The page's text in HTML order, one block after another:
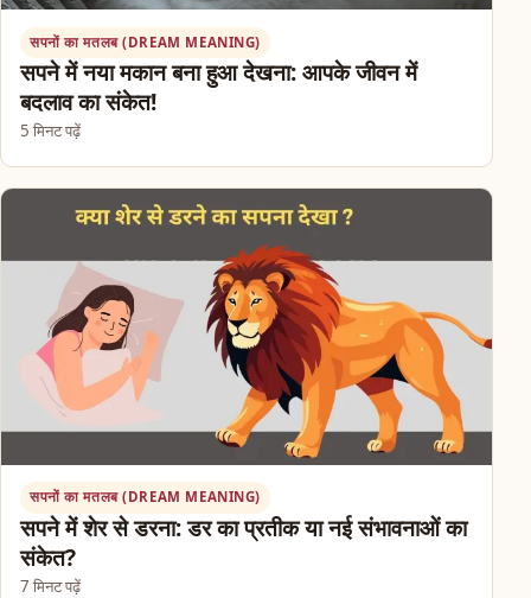
सपनों का मतलब (DREAM MEANING)
सपने में नया मकान बना हुआ देखना: आपके जीवन में
बदलाव का संकेत!
5 मिनट पढ़ें
सपनों का मतलब (DREAM MEANING)
सपने में शेर से डरना: डर का प्रतीक या नई संभावनाओं का
संकेत?
7 मिनट पढ़ें